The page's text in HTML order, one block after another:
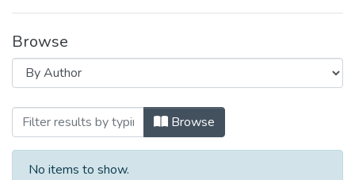
Browse
Browsing 2023 (ЕП_БКР) by Author
Browse
No items to show.